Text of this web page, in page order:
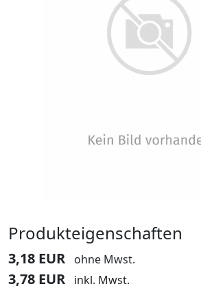
Produkteigenschaften
3,18 EUR ohne Mwst.
3,78 EUR inkl. Mwst.